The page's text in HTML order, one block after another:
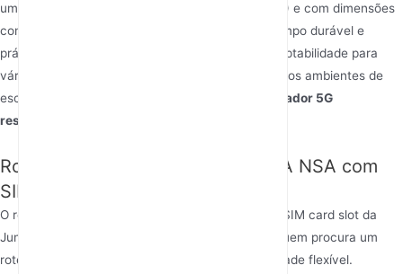
uma ampla faixa de temperatura (-40°C a +70°C) e com dimensões
compactas (210 x 140 x 44mm), é ao mesmo tempo durável e
prático. Os usuários elogiam seu sinal forte e adaptabilidade para
vários cenários, desde uso doméstico até pequenos ambientes de
escritório, tornando-o uma excelente
Melhor roteador 5G
residencial
Router WiFi 5G AX3000 WiFi 6 SA NSA com
SIM card slot
O roteador WiFi AX3000 WiFi 6 SA NSA 5G com SIM card slot da
Junhaoyue é uma opção de primeira linha para quem procura um
roteador 5G de alto desempenho com conectividade flexível.